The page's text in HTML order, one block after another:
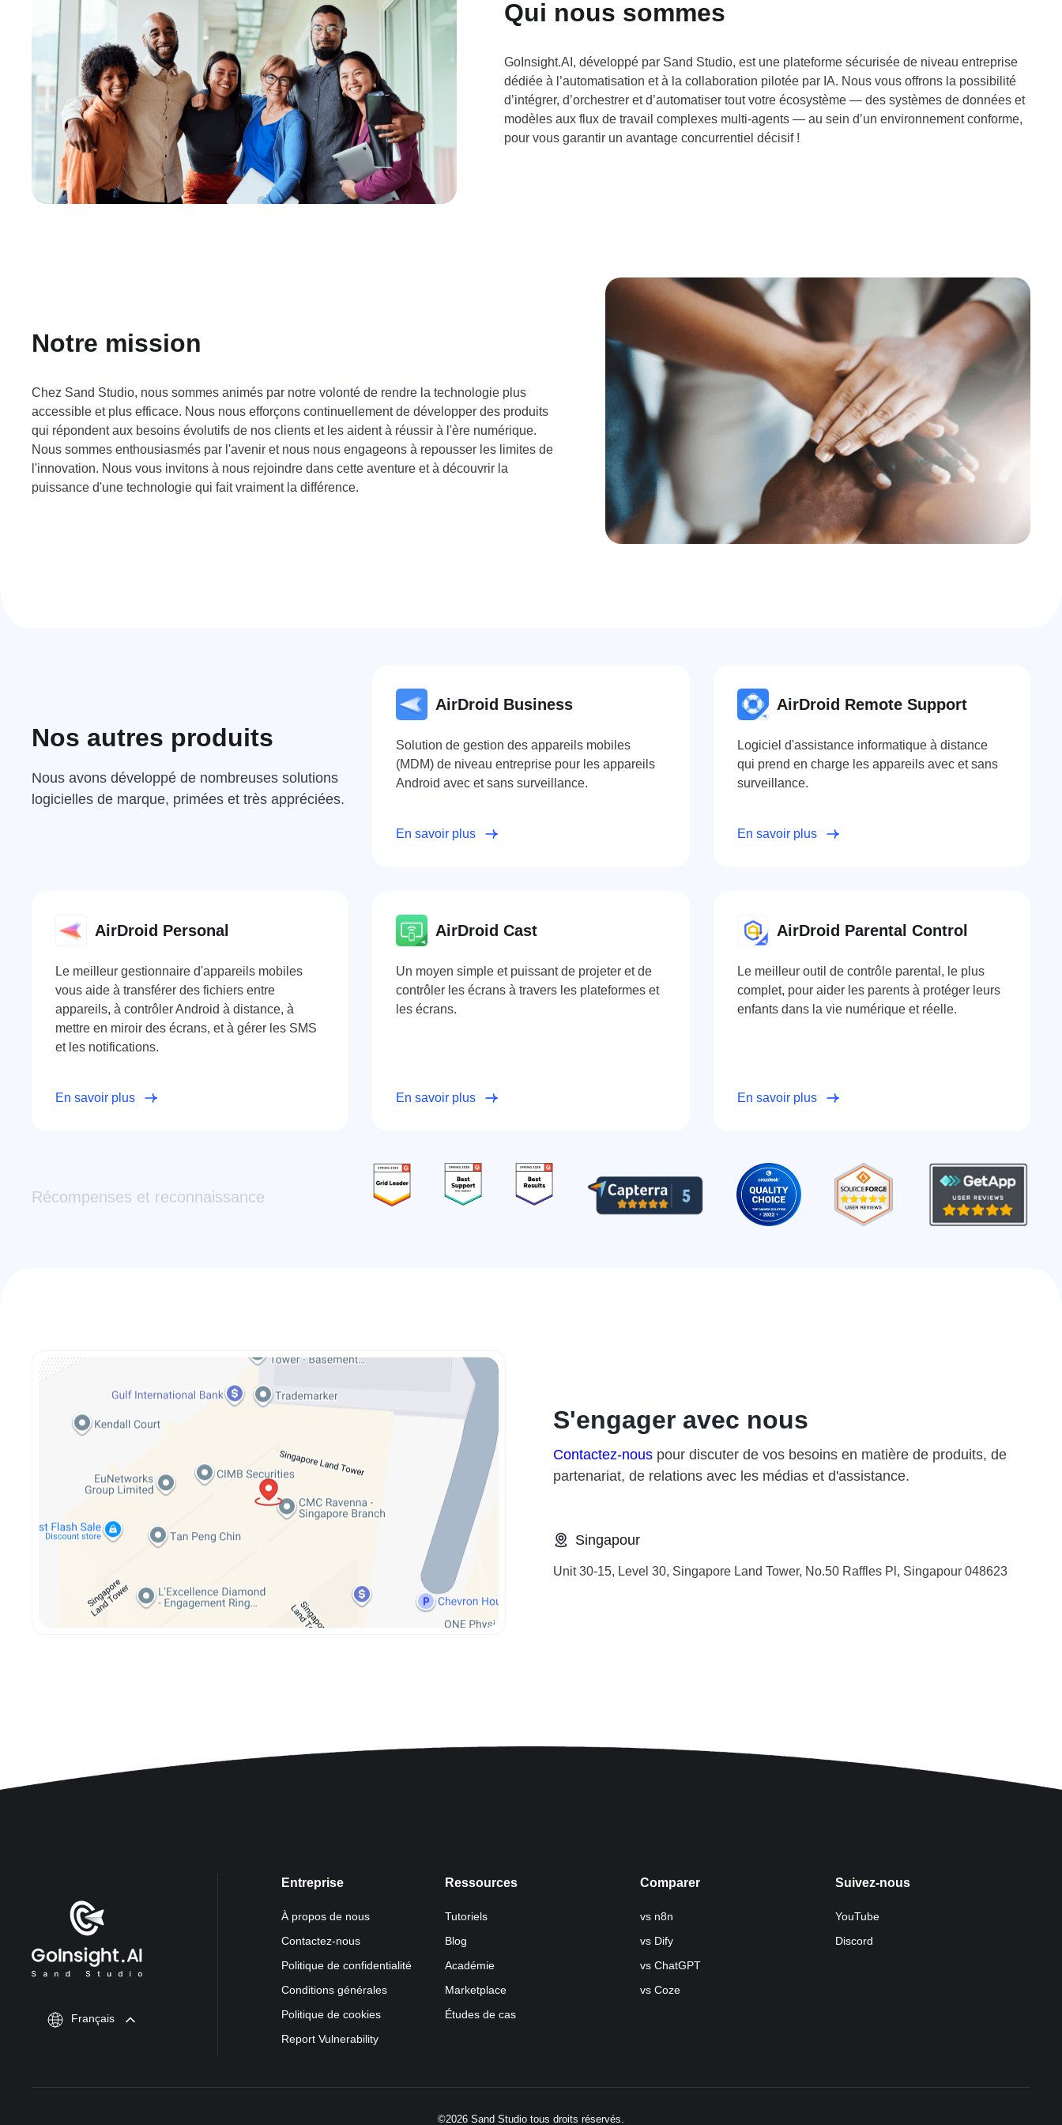
Qui nous sommes
GoInsight.AI, développé par Sand Studio, est une plateforme sécurisée de niveau entreprise
dédiée à l’automatisation et à la collaboration pilotée par IA. Nous vous offrons la possibilité
d’intégrer, d’orchestrer et d’automatiser tout votre écosystème — des systèmes de données et
modèles aux flux de travail complexes multi-agents — au sein d’un environnement conforme,
pour vous garantir un avantage concurrentiel décisif !
Notre mission
Chez Sand Studio, nous sommes animés par notre volonté de rendre la technologie plus
accessible et plus efficace. Nous nous efforçons continuellement de développer des produits
qui répondent aux besoins évolutifs de nos clients et les aident à réussir à l'ère numérique.
Nous sommes enthousiasmés par l'avenir et nous nous engageons à repousser les limites de
l'innovation. Nous vous invitons à nous rejoindre dans cette aventure et à découvrir la
puissance d'une technologie qui fait vraiment la différence.
Nos autres produits
Nous avons développé de nombreuses solutions
logicielles de marque, primées et très appréciées.
AirDroid Business
Solution de gestion des appareils mobiles
(MDM) de niveau entreprise pour les appareils
Android avec et sans surveillance.
En savoir plus
AirDroid Remote Support
Logiciel d'assistance informatique à distance
qui prend en charge les appareils avec et sans
surveillance.
En savoir plus
AirDroid Personal
Le meilleur gestionnaire d'appareils mobiles
vous aide à transférer des fichiers entre
appareils, à contrôler Android à distance, à
mettre en miroir des écrans, et à gérer les SMS
et les notifications.
En savoir plus
AirDroid Cast
Un moyen simple et puissant de projeter et de
contrôler les écrans à travers les plateformes et
les écrans.
En savoir plus
AirDroid Parental Control
Le meilleur outil de contrôle parental, le plus
complet, pour aider les parents à protéger leurs
enfants dans la vie numérique et réelle.
En savoir plus
Récompenses et reconnaissance
S'engager avec nous
Contactez-nous pour discuter de vos besoins en matière de produits, de
partenariat, de relations avec les médias et d'assistance.
Singapour
Unit 30-15, Level 30, Singapore Land Tower, No.50 Raffles Pl, Singapour 048623
Français
Entreprise
À propos de nous
Contactez-nous
Politique de confidentialité
Conditions générales
Politique de cookies
Report Vulnerability
Ressources
Tutoriels
Blog
Académie
Marketplace
Études de cas
Comparer
vs n8n
vs Dify
vs ChatGPT
vs Coze
Suivez-nous
YouTube
Discord
©2026 Sand Studio tous droits réservés.